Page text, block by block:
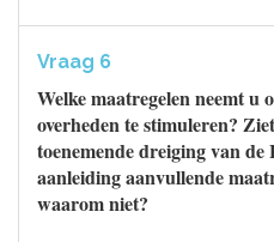
Vraag 6
Welke maatregelen neemt u
overheden te stimuleren?
toenemende dreiging van
aanleiding aanvullende
waarom niet?